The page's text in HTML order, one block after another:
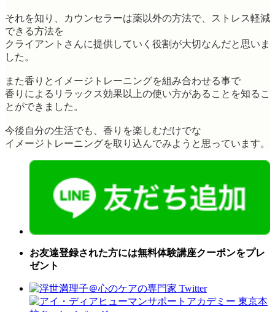
それを知り、カウンセラーは薬以外の方法で、ストレス軽減
できる方法を
クライアントさんに提供していく役割が大切なんだと思いま
した。
また香りとイメージトレーニングを組み合わせる事で
香りによるリラックス効果以上の使い方があることを知るこ
とができました。
今後自分の生活でも、香りを楽しむだけでな
イメージトレーニングを取り込んでみようと思っています。
お友達登録された方には無料体験講座クーポンをプレ
ゼント